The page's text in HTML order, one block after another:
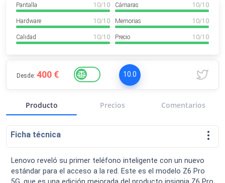
Luchinen
Uruguay
Hola me gustaría saber Si el celula...
VER MÁS
Pantalla 10/ 10 Cámaras 10/ 10
Hardware 10/ 10 Memorias 10/ 10
Calidad 10/ 10 Precio 10/ 10
Desde: 400 € 10.0
Producto Precios Comentarios
Ficha técnica
Lenovo reveló su primer teléfono inteligente con un nuevo
estándar para el acceso a la red. Este es el modelo Z6 Pro
Descargas Comparativas
Operadores Eventos Comparador